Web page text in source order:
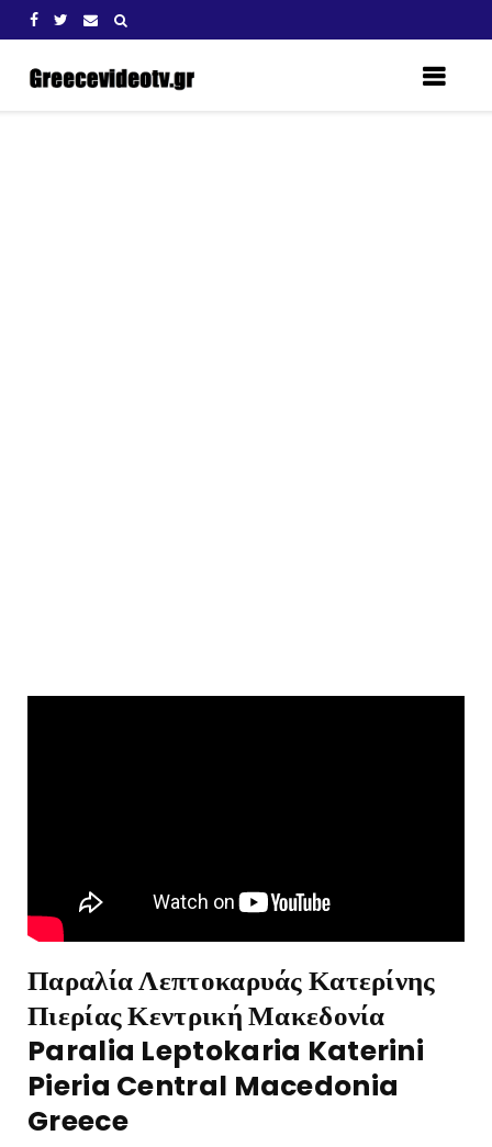
Παραλία Λεπτοκαρυάς Κατερίνης
Πιερίας Κεντρική Μακεδονία
Paralia Leptokaria Katerini
Pieria Central Macedonia
Greece